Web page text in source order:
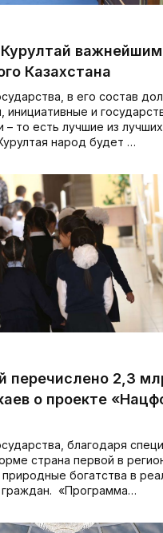
Курултай важнейшим
Казахстана
в его состав
инициативные и
– то есть лучшие из
народ будет …
перечислено 2,3
о проекте
благодаря
страна первой в
богатства в
граждан. «Программа…